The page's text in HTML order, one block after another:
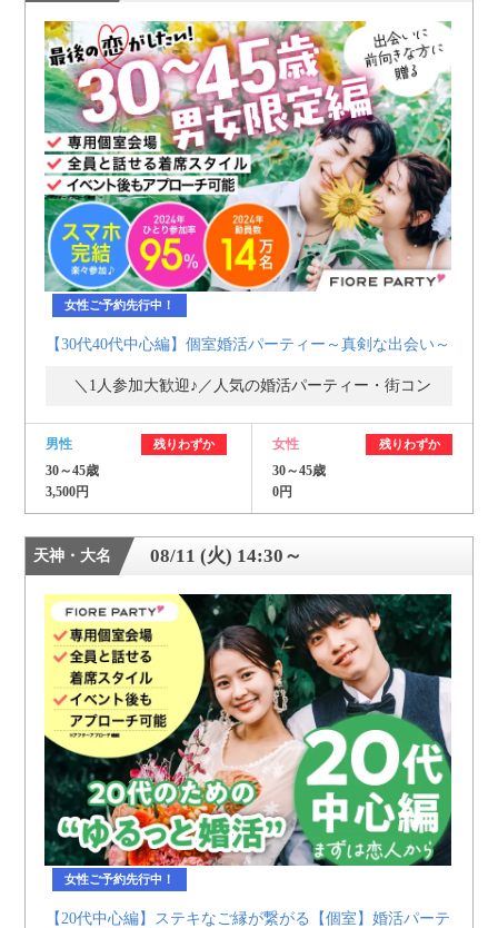
女性ご予約先行中！
【30代40代中心編】個室婚活パーティー～真剣な出会い～
＼1人参加大歓迎♪／人気の婚活パーティー・街コン
男性 残りわずか
30～45歳
3,500円
女性 残りわずか
30～45歳
0円
天神・大名 08/11 (火) 14:30～
女性ご予約先行中！
【20代中心編】ステキなご縁が繋がる【個室】婚活パーテ